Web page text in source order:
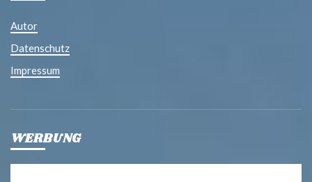
Autor
Datenschutz
Impressum
WERBUNG